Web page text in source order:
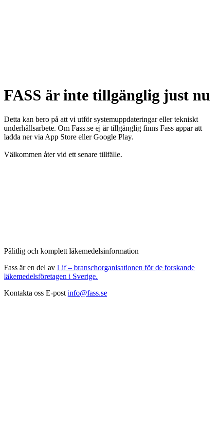
FASS är inte tillgänglig just nu
Detta kan bero på att vi utför systemuppdateringar eller tekniskt
underhållsarbete. Om Fass.se ej är tillgänglig finns Fass appar att
ladda ner via App Store eller Google Play.
Välkommen åter vid ett senare tillfälle.
Pålitlig och komplett läkemedelsinformation
Fass är en del av Lif – branschorganisationen för de forskande
läkemedelsföretagen i Sverige.
Kontakta oss E-post info@fass.se